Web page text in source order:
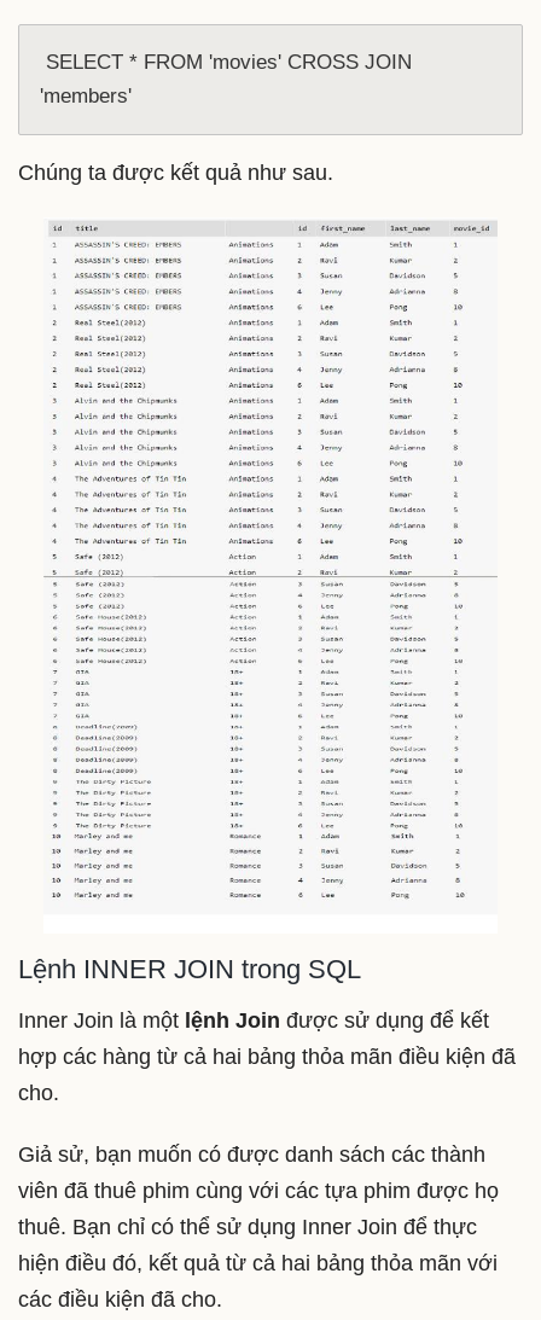
'members'
Chúng ta được kết quả như sau.
Lệnh INNER JOIN trong SQL
Inner Join là một lệnh Join được sử dụng để kết
hợp các hàng từ cả hai bảng thỏa mãn điều kiện đã
cho.
Giả sử, bạn muốn có được danh sách các thành
viên đã thuê phim cùng với các tựa phim được họ
thuê. Bạn chỉ có thể sử dụng Inner Join để thực
hiện điều đó, kết quả từ cả hai bảng thỏa mãn với
các điều kiện đã cho.